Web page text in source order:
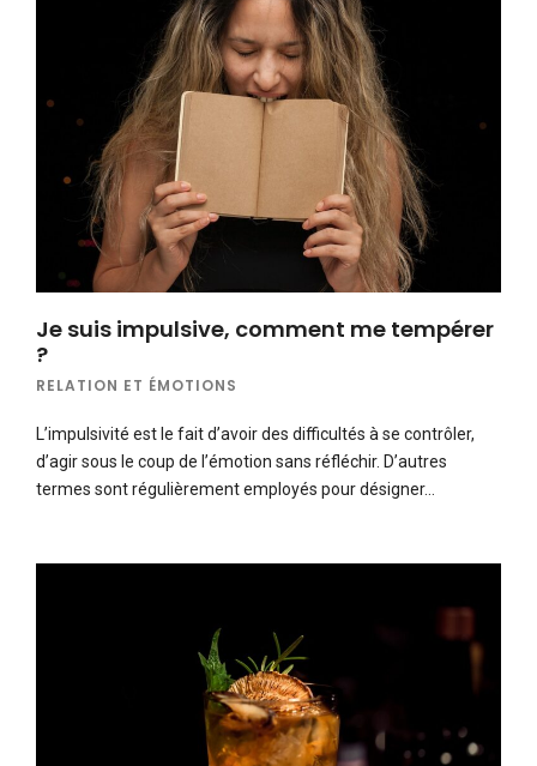
Je suis impulsive, comment me tempérer
?
RELATION ET ÉMOTIONS
L’impulsivité est le fait d’avoir des difficultés à se contrôler,
d’agir sous le coup de l’émotion sans réfléchir. D’autres
termes sont régulièrement employés pour désigner…